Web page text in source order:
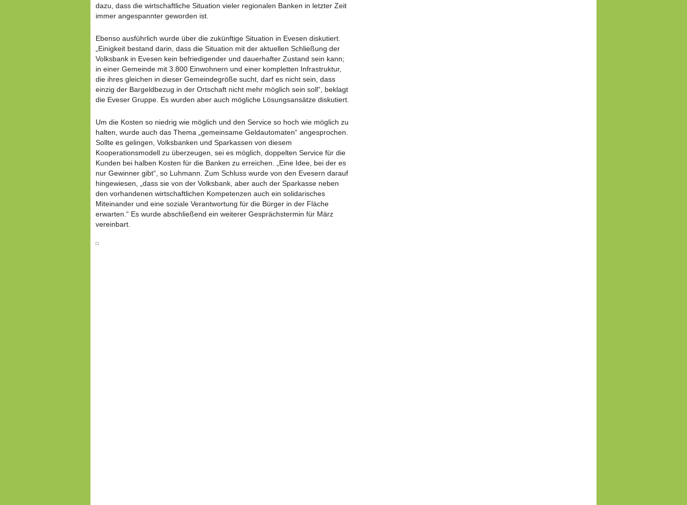
dazu, dass die wirtschaftliche Situation vieler regionalen Banken in letzter Zeit
immer angespannter geworden ist.
Ebenso ausführlich wurde über die zukünftige Situation in Evesen diskutiert.
„Einigkeit bestand darin, dass die Situation mit der aktuellen Schließung der
Volksbank in Evesen kein befriedigender und dauerhafter Zustand sein kann;
in einer Gemeinde mit 3.800 Einwohnern und einer kompletten Infrastruktur,
die ihres gleichen in dieser Gemeindegröße sucht, darf es nicht sein, dass
einzig der Bargeldbezug in der Ortschaft nicht mehr möglich sein soll“, beklagt
die Eveser Gruppe. Es wurden aber auch mögliche Lösungsansätze diskutiert.
Um die Kosten so niedrig wie möglich und den Service so hoch wie möglich zu
halten, wurde auch das Thema „gemeinsame Geldautomaten“ angesprochen.
Sollte es gelingen, Volksbanken und Sparkassen von diesem
Kooperationsmodell zu überzeugen, sei es möglich, doppelten Service für die
Kunden bei halben Kosten für die Banken zu erreichen. „Eine Idee, bei der es
nur Gewinner gibt“, so Luhmann. Zum Schluss wurde von den Evesern darauf
hingewiesen, „dass sie von der Volksbank, aber auch der Sparkasse neben
den vorhandenen wirtschaftlichen Kompetenzen auch ein solidarisches
Miteinander und eine soziale Verantwortung für die Bürger in der Fläche
erwarten.“ Es wurde abschließend ein weiterer Gesprächstermin für März
vereinbart.